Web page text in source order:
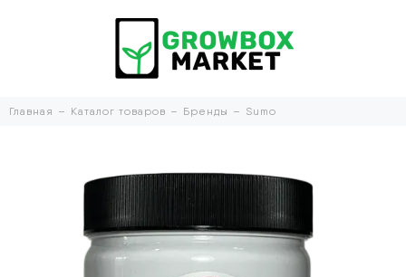
Главная Каталог товаров Бренды Sumo